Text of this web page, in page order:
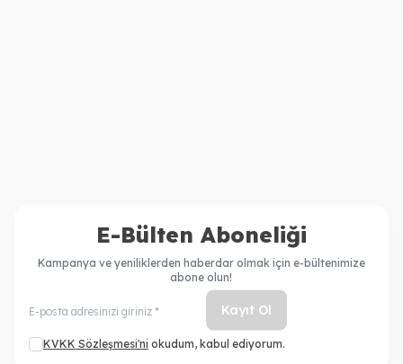
E-Bülten Aboneliği
Kampanya ve yeniliklerden haberdar olmak için e-bültenimize
abone olun!
Kayıt Ol
KVKK Sözleşmesi'ni okudum, kabul ediyorum.